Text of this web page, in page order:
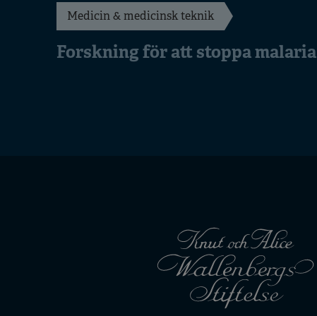
Medicin & medicinsk teknik
Forskning för att stoppa malaria